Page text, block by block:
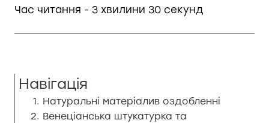
Час читання - 3 хвилини 30 секунд
Навігація
Натуральні матеріалив оздобленні
Венеціанська штукатурка та